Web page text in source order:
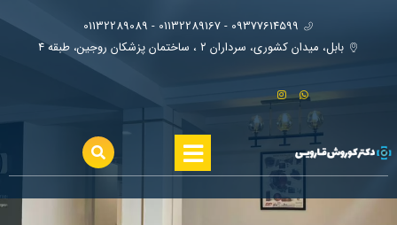
09377614599 - 01132289167 - 01132289089
بابل، ميدان كشوري، سرداران ٢ ، ساختمان پزشكان روجين، طبقه ٤